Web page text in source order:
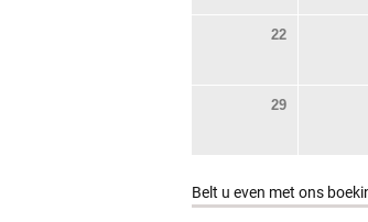
22
29
Belt u even met ons